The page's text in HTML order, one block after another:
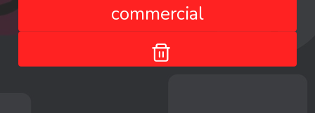
commercial